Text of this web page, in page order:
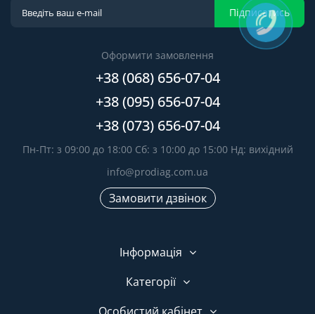
Підписатись
Оформити замовлення
+38 (068) 656-07-04
+38 (095) 656-07-04
+38 (073) 656-07-04
Пн-Пт: з 09:00 до 18:00 Сб: з 10:00 до 15:00 Нд: вихідний
info@prodiag.com.ua
Замовити дзвінок
Інформація
Категорії